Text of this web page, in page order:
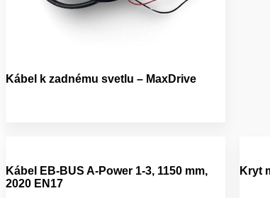
Kábel k zadnému svetlu – MaxDrive
Kábel EB-BUS A-Power 1-3, 1150 mm,
2020 EN17
Kryt